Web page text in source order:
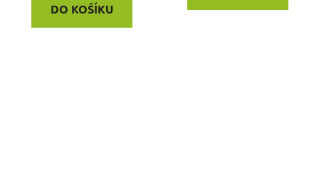
DO KOŠÍKU